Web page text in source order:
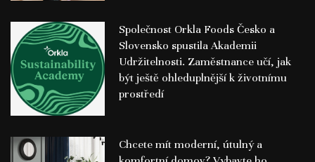
Společnost Orkla Foods Česko a
Slovensko spustila Akademii
Udržitelnosti. Zaměstnance učí, jak
být ještě ohleduplnější k životnímu
prostředí
Chcete mít moderní, útulný a